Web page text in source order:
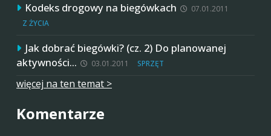
Kodeks drogowy na biegówkach
07.01.2011
Z ŻYCIA
Jak dobrać biegówki? (cz. 2) Do planowanej
aktywności…
03.01.2011 SPRZĘT
więcej na ten temat >
Komentarze